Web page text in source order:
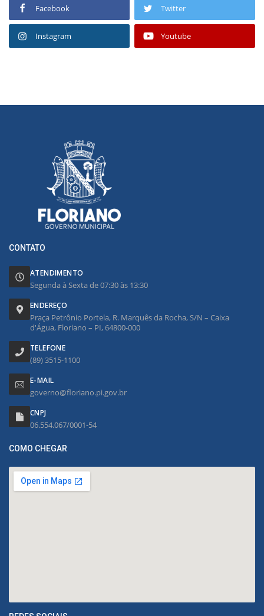
Facebook Twitter
Instagram Youtube
CONTATO
ATENDIMENTO
Segunda à Sexta de 07:30 às 13:30
ENDEREÇO
Praça Petrônio Portela, R. Marquês da Rocha, S/N – Caixa
d'Água, Floriano – PI, 64800-000
TELEFONE
(89) 3515-1100
E-MAIL
governo@floriano.pi.gov.br
CNPJ
06.554.067/0001-54
COMO CHEGAR